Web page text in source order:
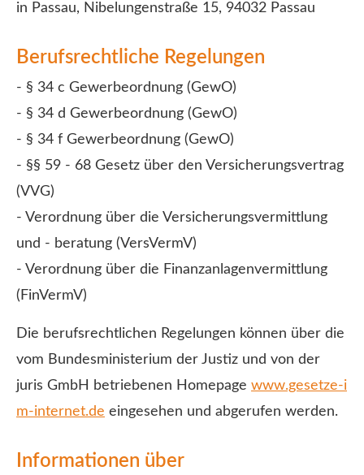
in Passau, Nibelungenstraße 15, 94032 Passau
Berufsrechtliche Regelungen
- § 34 c Gewerbeordnung (GewO)
- § 34 d Gewerbeordnung (GewO)
- § 34 f Gewerbeordnung (GewO)
- §§ 59 - 68 Gesetz über den Versicherungsvertrag
(VVG)
- Verordnung über die Versicherungsvermittlung
und - beratung (VersVermV)
- Verordnung über die Finanzanlagenvermittlung
(FinVermV)
Die berufsrechtlichen Regelungen können über die
vom Bundesministerium der Justiz und von der
juris GmbH betriebenen Homepage www.gesetze-i
m-internet.de eingesehen und abgerufen werden.
Informationen über